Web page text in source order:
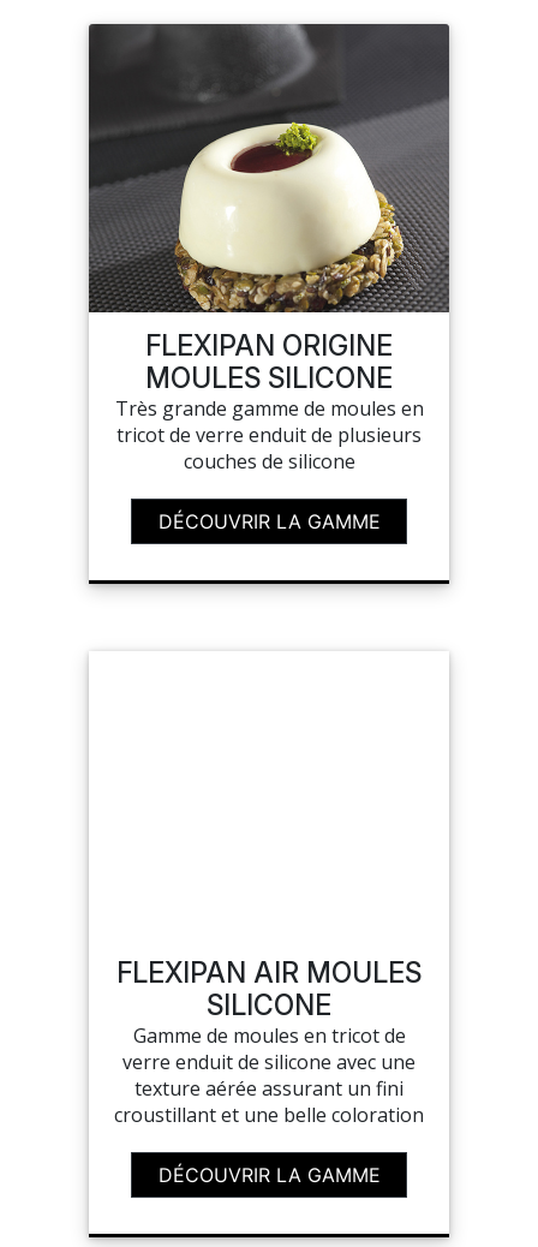
FLEXIPAN ORIGINE
MOULES SILICONE
Très grande gamme de moules en
tricot de verre enduit de plusieurs
couches de silicone
DÉCOUVRIR LA GAMME
FLEXIPAN AIR MOULES
SILICONE
Gamme de moules en tricot de
verre enduit de silicone avec une
texture aérée assurant un fini
croustillant et une belle coloration
DÉCOUVRIR LA GAMME